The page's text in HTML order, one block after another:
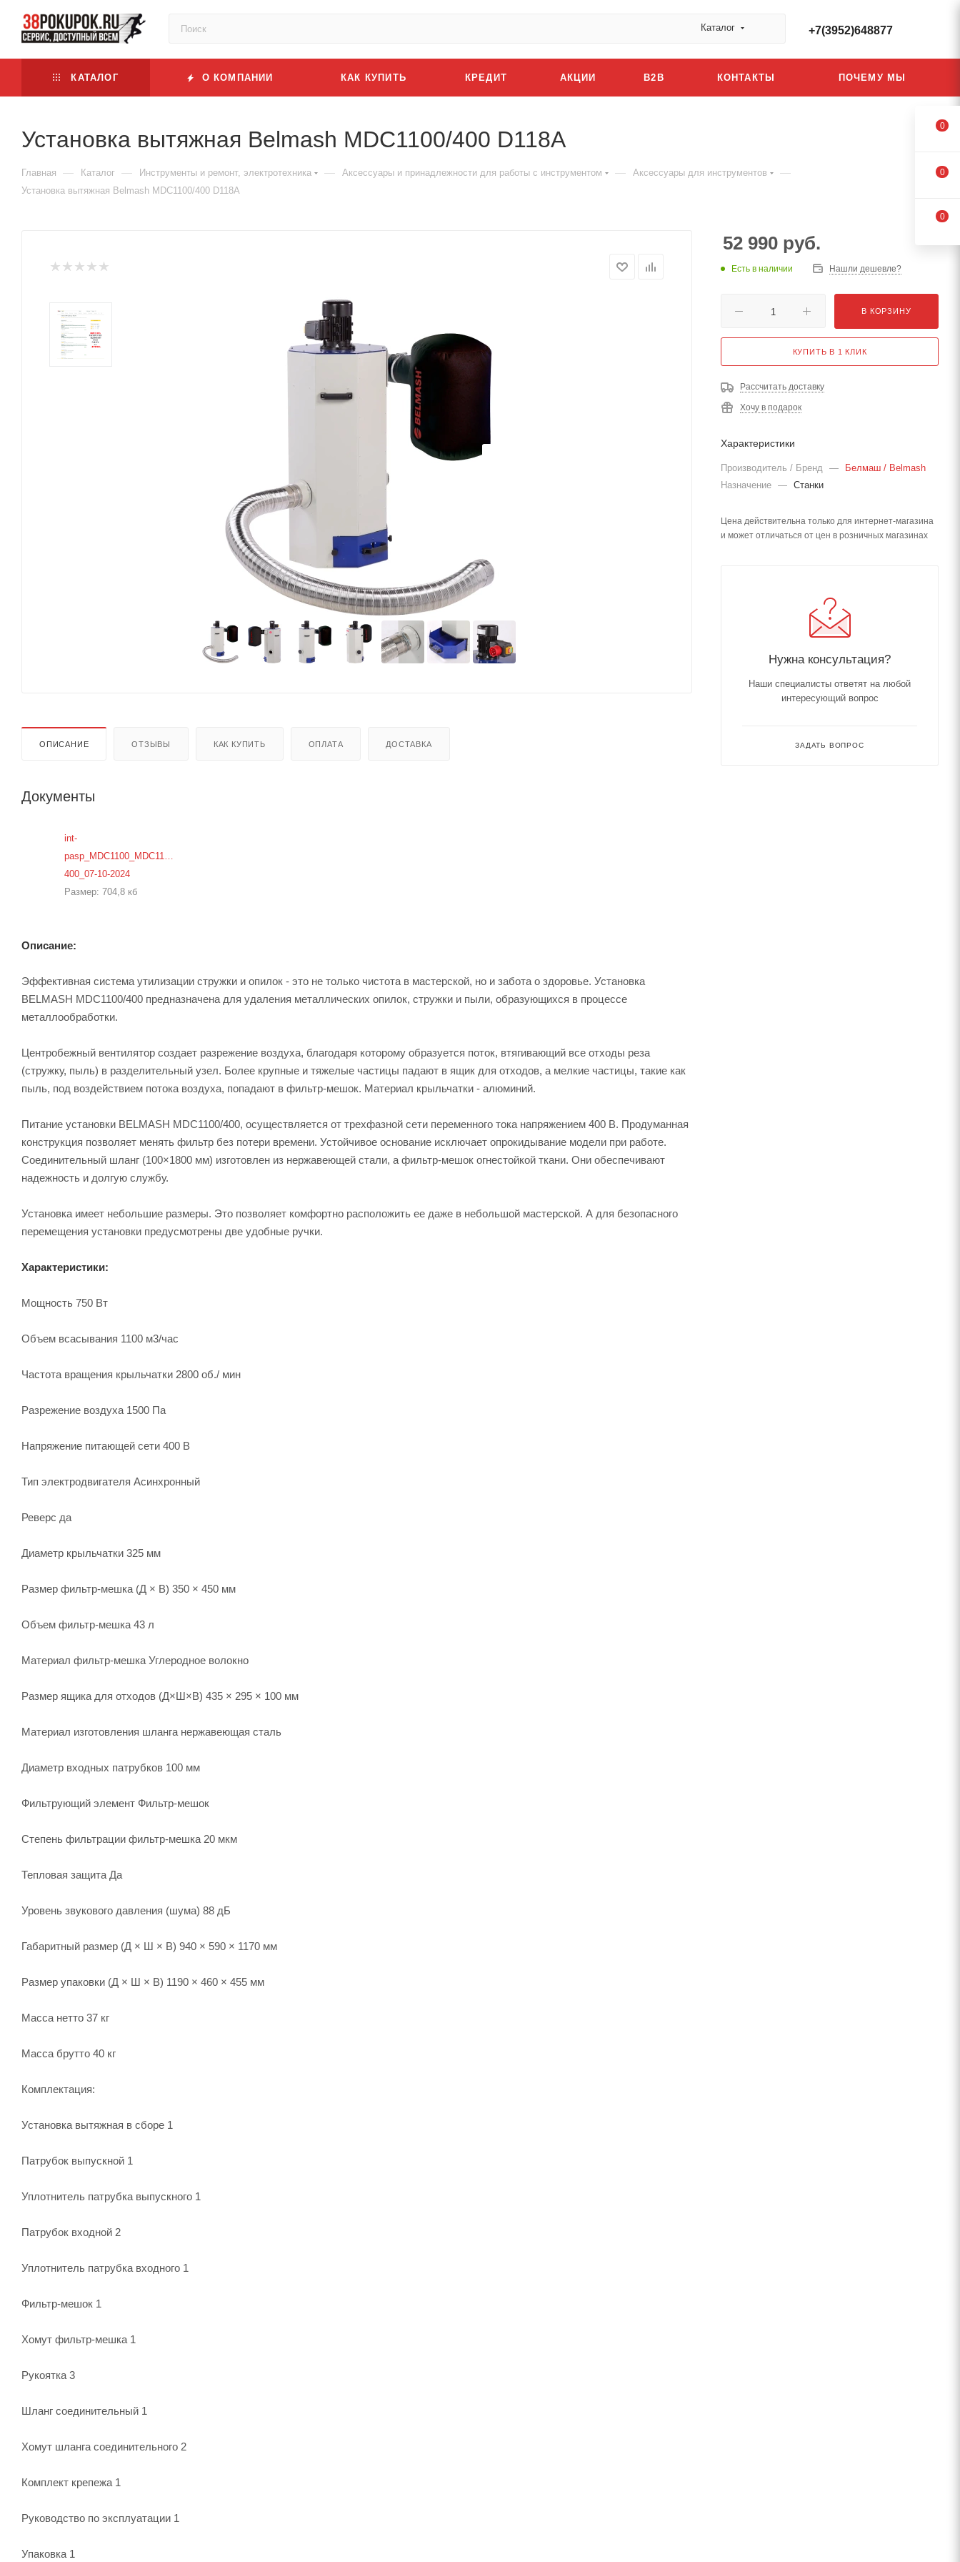
Каталог +7(3952)648877
КАТАЛОГ О КОМПАНИИ КАК КУПИТЬ КРЕДИТ АКЦИИ B2B КОНТАКТЫ ПОЧЕМУ МЫ
Установка вытяжная Belmash MDC1100/400 D118A
Главная — Каталог — Инструменты и ремонт, электротехника — Аксессуары и принадлежности для работы с инструментом — Аксессуары для инструментов —
Установка вытяжная Belmash MDC1100/400 D118A
ОПИСАНИЕ ОТЗЫВЫ КАК КУПИТЬ ОПЛАТА ДОСТАВКА
Документы
int-
pasp_MDC1100_MDC1100-
400_07-10-2024
Размер: 704,8 кб
Описание:
Эффективная система утилизации стружки и опилок - это не только чистота в мастерской, но и забота о здоровье. Установка
BELMASH MDC1100/400 предназначена для удаления металлических опилок, стружки и пыли, образующихся в процессе
металлообработки.
Центробежный вентилятор создает разрежение воздуха, благодаря которому образуется поток, втягивающий все отходы реза
(стружку, пыль) в разделительный узел. Более крупные и тяжелые частицы падают в ящик для отходов, а мелкие частицы, такие как
пыль, под воздействием потока воздуха, попадают в фильтр-мешок. Материал крыльчатки - алюминий.
Питание установки BELMASH MDC1100/400, осуществляется от трехфазной сети переменного тока напряжением 400 В. Продуманная
конструкция позволяет менять фильтр без потери времени. Устойчивое основание исключает опрокидывание модели при работе.
Соединительный шланг (100×1800 мм) изготовлен из нержавеющей стали, а фильтр-мешок огнестойкой ткани. Они обеспечивают
надежность и долгую службу.
Установка имеет небольшие размеры. Это позволяет комфортно расположить ее даже в небольшой мастерской. А для безопасного
перемещения установки предусмотрены две удобные ручки.
Характеристики:
Мощность 750 Вт
Объем всасывания 1100 м3/час
Частота вращения крыльчатки 2800 об./ мин
Разрежение воздуха 1500 Па
Напряжение питающей сети 400 В
Тип электродвигателя Асинхронный
Реверс да
Диаметр крыльчатки 325 мм
Размер фильтр-мешка (Д × В) 350 × 450 мм
Объем фильтр-мешка 43 л
Материал фильтр-мешка Углеродное волокно
Размер ящика для отходов (Д×Ш×В) 435 × 295 × 100 мм
Материал изготовления шланга нержавеющая сталь
Диаметр входных патрубков 100 мм
Фильтрующий элемент Фильтр-мешок
Степень фильтрации фильтр-мешка 20 мкм
Тепловая защита Да
Уровень звукового давления (шума) 88 дБ
Габаритный размер (Д × Ш × В) 940 × 590 × 1170 мм
Размер упаковки (Д × Ш × В) 1190 × 460 × 455 мм
Масса нетто 37 кг
Масса брутто 40 кг
Комплектация:
Установка вытяжная в сборе 1
Патрубок выпускной 1
Уплотнитель патрубка выпускного 1
Патрубок входной 2
Уплотнитель патрубка входного 1
Фильтр-мешок 1
Хомут фильтр-мешка 1
Рукоятка 3
Шланг соединительный 1
Хомут шланга соединительного 2
Комплект крепежа 1
Руководство по эксплуатации 1
Упаковка 1
52 990 руб.
Есть в наличии Нашли дешевле?
В КОРЗИНУ
КУПИТЬ В 1 КЛИК
Рассчитать доставку
Хочу в подарок
Характеристики
Производитель / Бренд —
Белмаш / Belmash
Назначение — Станки
Цена действительна только для интернет-магазина
и может отличаться от цен в розничных магазинах
Нужна консультация?
Наши специалисты ответят на любой
интересующий вопрос
ЗАДАТЬ ВОПРОС
0
0
0